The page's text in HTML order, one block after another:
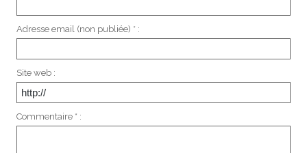
Adresse email (non publiée) * :
Site web :
Commentaire * :